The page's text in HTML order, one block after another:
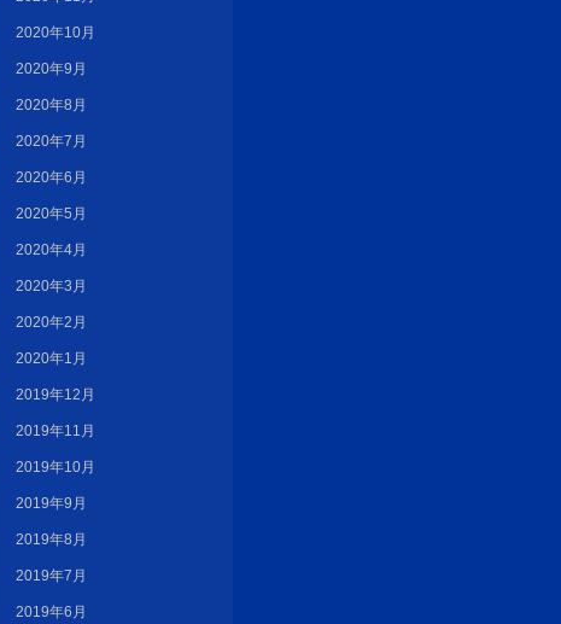
2020年10月
2020年9月
2020年8月
2020年7月
2020年6月
2020年5月
2020年4月
2020年3月
2020年2月
2020年1月
2019年12月
2019年11月
2019年10月
2019年9月
2019年8月
2019年7月
2019年6月